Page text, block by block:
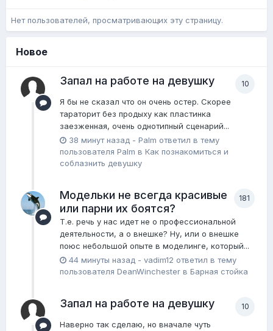
Нет пользователей, просматривающих эту страницу.
Новое
10
Запал на работе на девушку
Я бы не сказал что он очень остер. Скорее
тараторит без продыху как пластинка
заезженная, очень однотипный сценарий...
38 минут назад - Palm ответил в тему
пользователя Palm в Как познакомиться и
соблазнить девушку
181
Модельки не всегда красивые
или парни их боятся?
Т.е. речь у нас идет не о профессиональной
деятельности, а о внешке? Ну, или о внешке
поюс небольшой опыте в моделинге, который...
44 минуты назад - vadim12 ответил в тему
пользователя DeanWinchester в Барная стойка
10
Запал на работе на девушку
Наверно так сделаю, но вначале чуть